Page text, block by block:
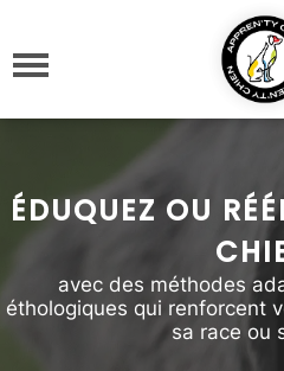
ÉDUQUEZ OU
avec des méthodes
éthologiques qui renforcent
sa race ou